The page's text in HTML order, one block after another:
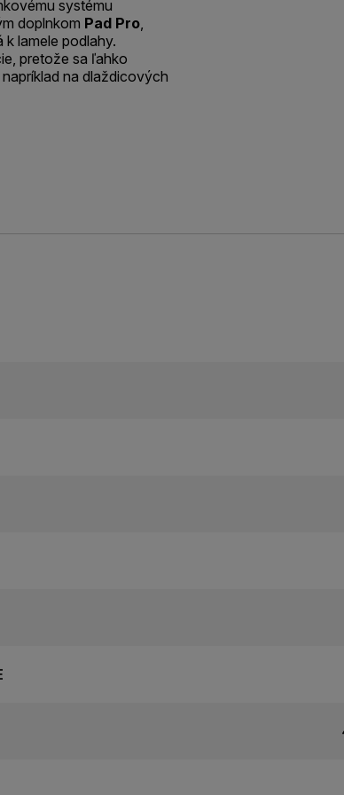
systému
doplnkom Pad Pro,
lamele podlahy.
pretože sa ľahko
na dlaždicových